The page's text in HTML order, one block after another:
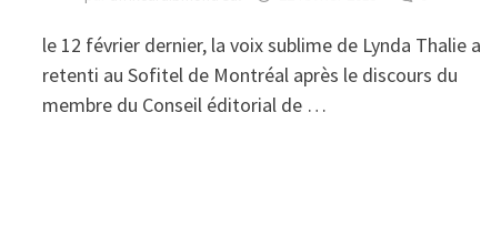
le 12 février dernier, la voix sublime de Lynda Thalie a
retenti au Sofitel de Montréal après le discours du
membre du Conseil éditorial de …